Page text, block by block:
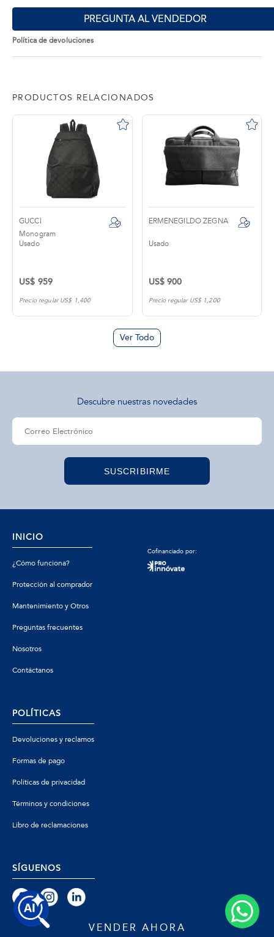
PREGUNTA AL VENDEDOR
Política de devoluciones
PRODUCTOS RELACIONADOS
GUCCI
Monogram
Usado
US$ 959
Precio regular US$ 1,400
ERMENEGILDO ZEGNA
Usado
US$ 900
Precio regular US$ 1,200
Ver Todo
VENDER AHORA
Descubre nuestras novedades
SUSCRIBIRME
INICIO
¿Cómo funciona?
Protección al comprador
Mantenimiento y Otros
Preguntas frecuentes
Nosotros
Contáctanos
Cofinanciado por:
POLÍTICAS
Devoluciones y reclamos
Formas de pago
Políticas de privacidad
Términos y condiciones
Libro de reclamaciones
SÍGUENOS
© 2026 Zafiro - Todos los derechos reservados